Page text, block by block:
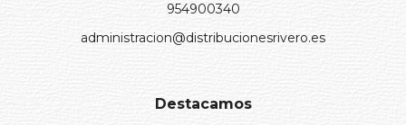
954900340
administracion@distribucionesrivero.es
Destacamos